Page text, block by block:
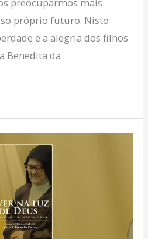
próprio futuro. Nisto
e a alegria dos filhos
Benedita da